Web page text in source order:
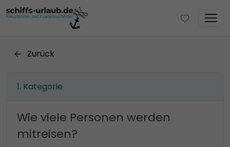
Zurück
Kategorie
Wie viele Personen werden
mitreisen?